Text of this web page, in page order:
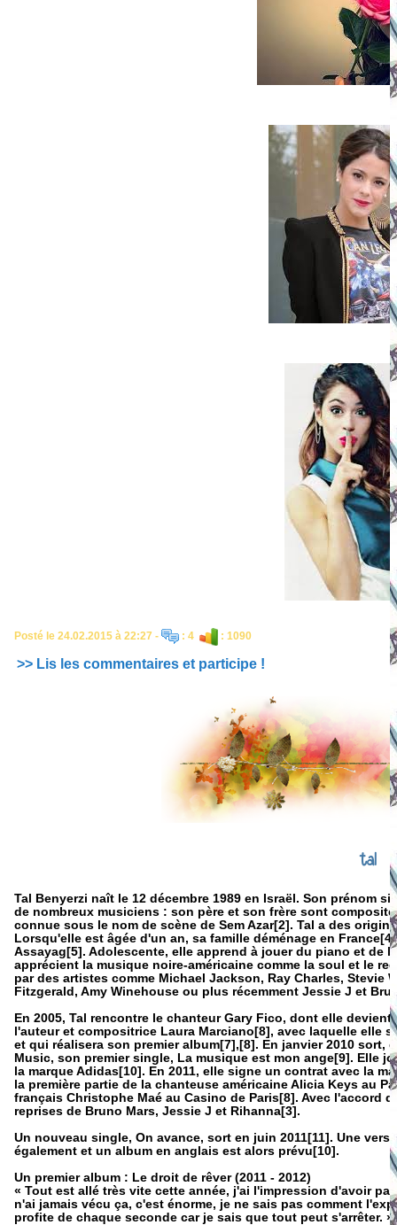
Posté le 24.02.2015 à 22:27 - : 4 : 1090
>> Lis les commentaires et participe !
tal
Tal Benyerzi naît le 12 décembre 1989 en Israël. Son prénom
de nombreux musiciens : son père et son frère sont
connue sous le nom de scène de Sem Azar[2]. Tal a des
Lorsqu'elle est âgée d'un an, sa famille déménage en
Assayag[5]. Adolescente, elle apprend à jouer du piano et de
apprécient la musique noire-américaine comme la soul et le
par des artistes comme Michael Jackson, Ray Charles, Stevie
Fitzgerald, Amy Winehouse ou plus récemment Jessie J et
En 2005, Tal rencontre le chanteur Gary Fico, dont elle
l'auteur et compositrice Laura Marciano[8], avec laquelle elle
et qui réalisera son premier album[7],[8]. En janvier 2010 sort,
Music, son premier single, La musique est mon ange[9]. Elle
la marque Adidas[10]. En 2011, elle signe un contrat avec la
la première partie de la chanteuse américaine Alicia Keys au
français Christophe Maé au Casino de Paris[8]. Avec l'accord
reprises de Bruno Mars, Jessie J et Rihanna[3].
Un nouveau single, On avance, sort en juin 2011[11]. Une
également et un album en anglais est alors prévu[10].
Un premier album : Le droit de rêver (2011 - 2012)
« Tout est allé très vite cette année, j'ai l'impression d'avoir
n'ai jamais vécu ça, c'est énorme, je ne sais pas comment
profite de chaque seconde car je sais que tout peut s'arrêter. »